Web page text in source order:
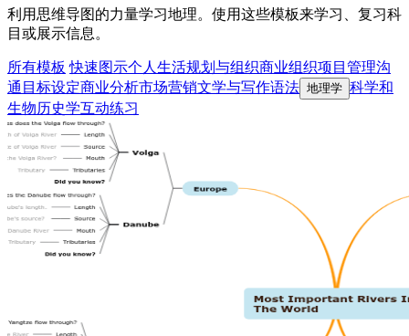
利用思维导图的力量学习地理。使用这些模板来学习、复习科
目或展示信息。
所有模板 快速图示个人生活规划与组织商业组织项目管理沟
通 目标设定商业分析市场营销文学与写作语法 地理学 科学和
生物历史学互动练习